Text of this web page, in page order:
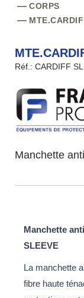
CORPS
Réf.: CARDIFF
Manchette
Manchette
SLEEVE
La manchette
fibre haute